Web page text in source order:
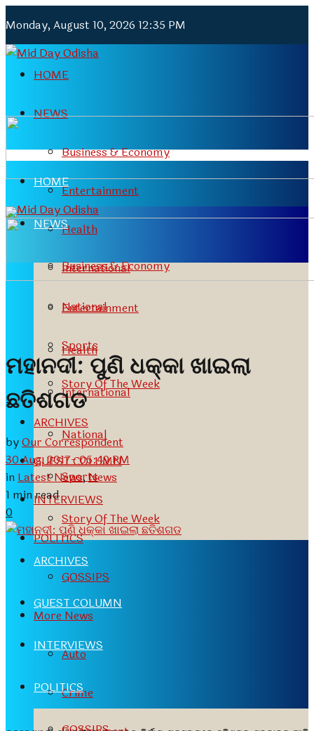
Monday, August 10, 2026 12:35 PM
HOME
NEWS
Business & Economy
Entertainment
Health
International
National
Sports
Story Of The Week
ARCHIVES
GUEST COLUMN
INTERVIEWS
POLITICS
GOSSIPS
More News
Auto
Crime
HOME
NEWS
Business & Economy
Entertainment
Health
International
National
Sports
Story Of The Week
ARCHIVES
GUEST COLUMN
INTERVIEWS
POLITICS
ମହାନଦୀ: ପୁଣି ଧକ୍କା ଖାଇଲା
ଛତିଶଗଡ
byOur Correspondent
30 Aug, 2017- 05:49 PM
in Latest News,News
1 min read
0